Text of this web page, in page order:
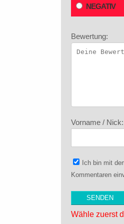
NEGATIV
Bewertung:
Vorname / Nick:
Ich bin mit
Kommentaren
Wähle zuerst